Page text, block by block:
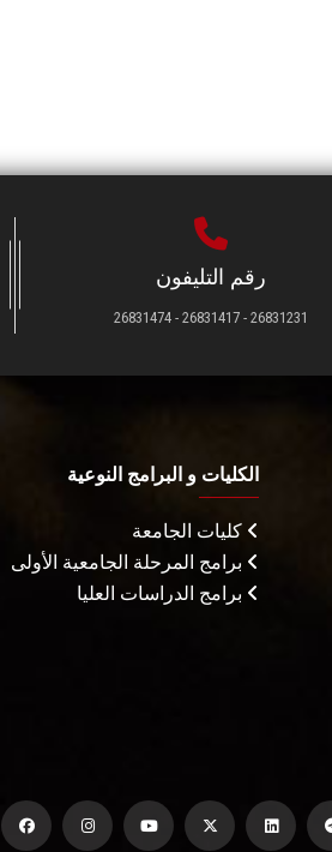
رقم التليفون
26831231 - 26831417 - 26831474
الكليات و البرامج النوعية
كليات الجامعة
برامج المرحلة الجامعية الأولى
برامج الدراسات العليا